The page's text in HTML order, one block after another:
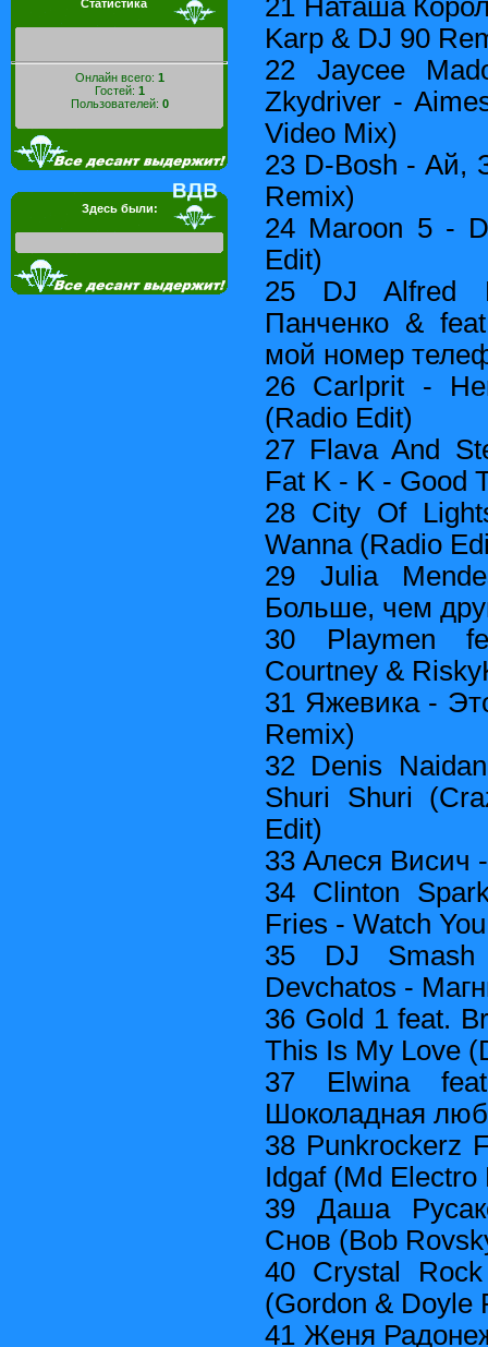
Статистика
Онлайн всего: 1
Гостей: 1
Пользователей: 0
Здесь были:
21 Наташа
Karp & DJ 90
22 Jaycee
Zkydriver -
Video Mix)
23 D-Bosh - Ай,
Remix)
24 Maroon 5 -
Edit)
25 DJ Alfred
Панченко &
мой номер
26 Carlprit -
(Radio Edit)
27 Flava And
Fat K - K - Good
28 City Of
Wanna (Radio
29 Julia
Больше, чем
30 Playmen
Courtney &
31 Яжевика -
Remix)
32 Denis
Shuri Shuri
Edit)
33 Алеся Висич
34 Clinton
Fries - Watch
35 DJ
Devchatos -
36 Gold 1 feat.
This Is My Love
37 Elwina
Шоколадная
38 Punkrockerz
Idgaf (Md Electro
39 Даша
Снов (Bob
40 Crystal
(Gordon & Doyle
41 Женя